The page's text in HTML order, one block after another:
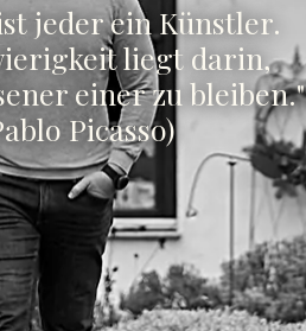
jeder ein Künstler.
liegt darin,
einer zu bleiben."
Picasso)